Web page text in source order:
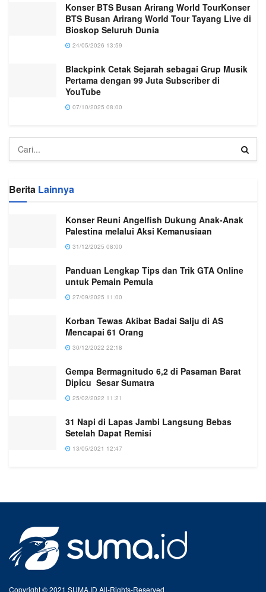
Konser BTS Busan Arirang World TourKonser
BTS Busan Arirang World Tour Tayang Live di
Bioskop Seluruh Dunia
24/05/2026 13:59
Blackpink Cetak Sejarah sebagai Grup Musik
Pertama dengan 99 Juta Subscriber di
YouTube
07/10/2025 08:00
Berita Lainnya
Konser Reuni Angelfish Dukung Anak-Anak
Palestina melalui Aksi Kemanusiaan
31/12/2025 08:00
Panduan Lengkap Tips dan Trik GTA Online
untuk Pemain Pemula
27/09/2025 11:00
Korban Tewas Akibat Badai Salju di AS
Mencapai 61 Orang
30/12/2022 22:18
Gempa Bermagnitudo 6,2 di Pasaman Barat
Dipicu Sesar Sumatra
25/02/2022 11:21
31 Napi di Lapas Jambi Langsung Bebas
Setelah Dapat Remisi
13/05/2021 12:47
Copyright © 2021 SUMA.ID All-Rights-Reserved